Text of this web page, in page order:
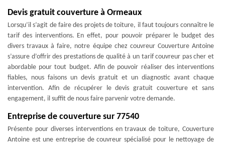
Devis gratuit couverture à Ormeaux
Lorsqu’il s’agit de faire des projets de toiture, il faut toujours connaître le
tarif des interventions. En effet, pour pouvoir préparer le budget des
divers travaux à faire, notre équipe chez couvreur Couverture Antoine
s’assure d’offrir des prestations de qualité à un tarif couvreur pas cher et
abordable pour tout budget. Afin de pouvoir réaliser des interventions
fiables, nous faisons un devis gratuit et un diagnostic avant chaque
intervention. Afin de récupérer le devis gratuit couverture et sans
engagement, il suffit de nous faire parvenir votre demande.
Entreprise de couverture sur 77540
Présente pour diverses interventions en travaux de toiture, Couverture
Antoine est une entreprise de couvreur spécialisé pour le nettoyage de